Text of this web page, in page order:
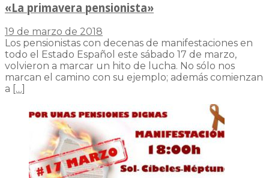
«La primavera pensionista»
19 de marzo de 2018
Los pensionistas con decenas de manifestaciones en
todo el Estado Español este sábado 17 de marzo,
volvieron a marcar un hito de lucha. No sólo nos
marcan el camino con su ejemplo; además comienzan
a […]